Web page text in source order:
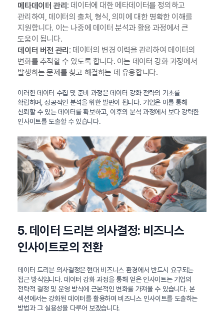
메타데이터 관리 : 데이터에 대한 메타데이터를 정의하고
관리하여, 데이터의 출처, 형식, 의미에 대한 명확한 이해를
지원합니다. 이는 나중에 데이터 분석과 활용 과정에서 큰
도움이 됩니다.
데이터 버전 관리 : 데이터의 변경 이력을 관리하여 데이터의
변화를 추적할 수 있도록 합니다. 이는 데이터 강화 과정에서
발생하는 문제를 찾고 해결하는 데 유용합니다.
이러한 데이터 수집 및 준비 과정은 데이터 강화 전략의 기초를
확립하며, 성공적인 분석을 위한 발판이 됩니다. 기업은 이를 통해
신뢰할 수 있는 데이터를 확보하고, 이후의 분석 과정에서 보다 강력한
인사이트를 도출할 수 있습니다.
5. 데이터 드리븐 의사결정: 비즈니스
인사이트로의 전환
데이터 드리븐 의사결정은 현대 비즈니스 환경에서 반드시 요구되는
접근 방식입니다. 데이터 강화 과정을 통해 얻은 인사이트는 기업의
전략적 결정 및 운영 방식에 근본적인 변화를 가져올 수 있습니다. 본
섹션에서는 강화된 데이터를 활용하여 비즈니스 인사이트를 도출하는
방법과 그 실용성을 다루어 보겠습니다.